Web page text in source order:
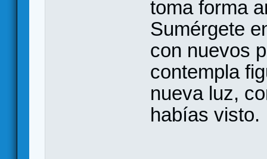
toma forma
Sumérgete
con nuevos
contempla
nueva luz,
habías visto.